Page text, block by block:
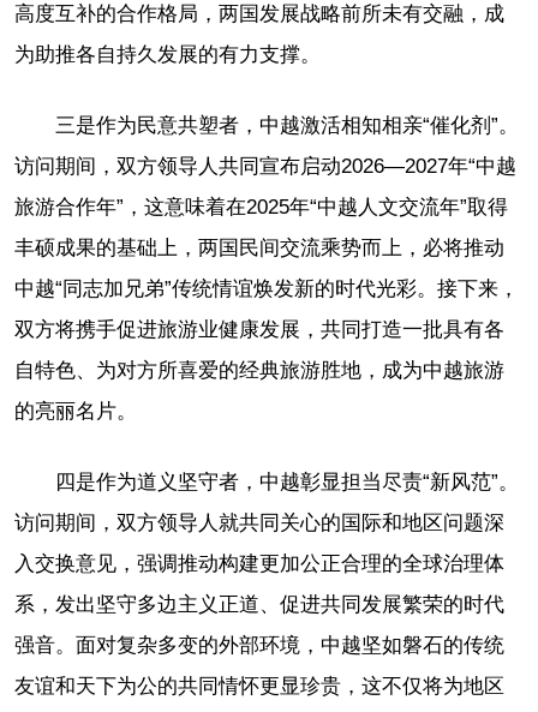
高度互补的合作格局，两国发展战略前所未有交融，成
为助推各自持久发展的有力支撑。
三是作为民意共塑者，中越激活相知相亲“催化剂”。
访问期间，双方领导人共同宣布启动2026—2027年“中越
旅游合作年”，这意味着在2025年“中越人文交流年”取得
丰硕成果的基础上，两国民间交流乘势而上，必将推动
中越“同志加兄弟”传统情谊焕发新的时代光彩。接下来，
双方将携手促进旅游业健康发展，共同打造一批具有各
自特色、为对方所喜爱的经典旅游胜地，成为中越旅游
的亮丽名片。
四是作为道义坚守者，中越彰显担当尽责“新风范”。
访问期间，双方领导人就共同关心的国际和地区问题深
入交换意见，强调推动构建更加公正合理的全球治理体
系，发出坚守多边主义正道、促进共同发展繁荣的时代
强音。面对复杂多变的外部环境，中越坚如磐石的传统
友谊和天下为公的共同情怀更显珍贵，这不仅将为地区